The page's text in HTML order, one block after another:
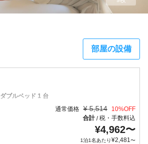
部屋の設備
ダブルベッド 1 台
通常価格 ¥ 5,514 10%OFF
合計/税・手数料込
¥4,962〜
1泊1名あたり¥2,481〜